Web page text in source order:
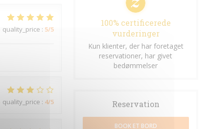
quality_price : 5/5
quality_price : 4/5
100% certificerede
vurderinger
Kun klienter, der har foretaget
reservationer, har givet
bedømmelser
Reservation
BOOK ET BORD